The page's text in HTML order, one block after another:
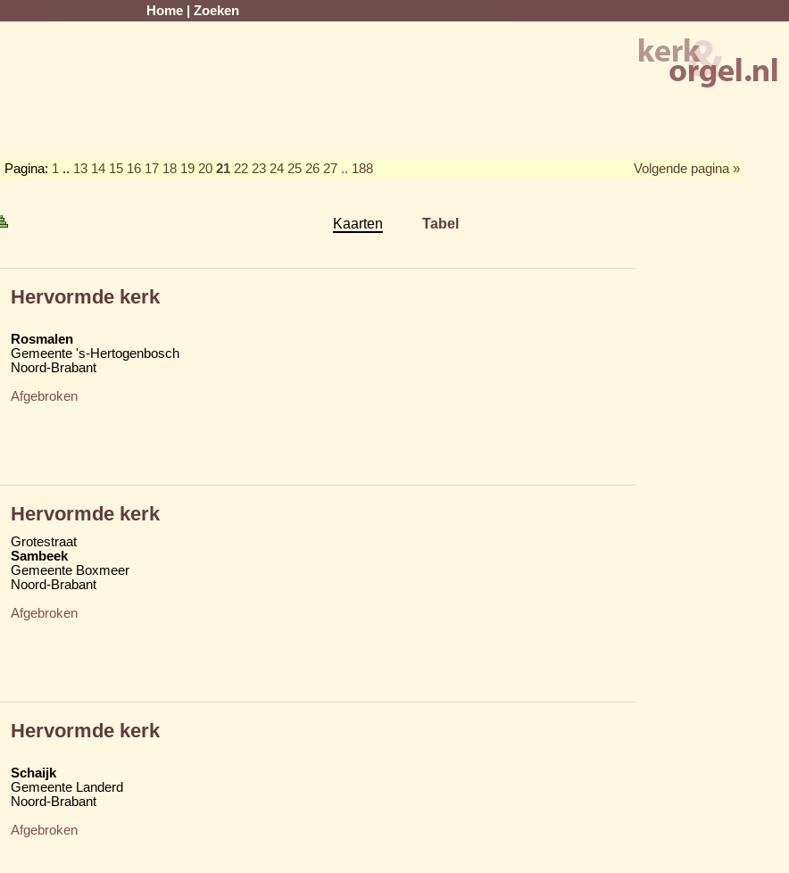
Home Zoeken
Pagina: 1 .. 13 14 15 16 17 18 19 20 21 22 23 24 25 26 27 .. 188 Volgende pagina »
Kaarten Tabel
Hervormde kerk
Rosmalen
Gemeente 's-Hertogenbosch
Noord-Brabant
Afgebroken
Hervormde kerk
Grotestraat
Sambeek
Gemeente Boxmeer
Noord-Brabant
Afgebroken
Hervormde kerk
Schaijk
Gemeente Landerd
Noord-Brabant
Afgebroken